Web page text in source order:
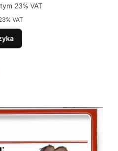
%s VAT
23% VAT
VAT